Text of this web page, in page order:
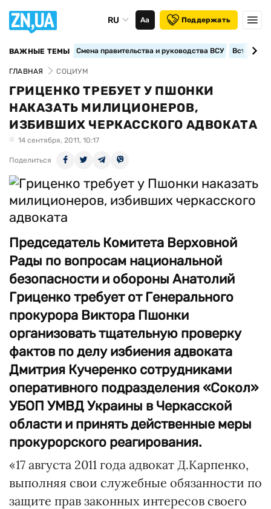
RU Аа Поддержать
ВАЖНЫЕ ТЕМЫ Смена правительства и руководства ВСУ
ГЛАВНАЯ СОЦИУМ
ГРИЦЕНКО ТРЕБУЕТ У ПШОНКИ
НАКАЗАТЬ МИЛИЦИОНЕРОВ,
ИЗБИВШИХ ЧЕРКАССКОГО АДВОКАТА
14 сентября, 2011, 10:17
Поделиться
Председатель Комитета Верховной
Рады по вопросам национальной
безопасности и обороны Анатолий
Гриценко требует от Генерального
прокурора Виктора Пшонки
организовать тщательную проверку
фактов по делу избиения адвоката
Дмитрия Кучеренко сотрудниками
оперативного подразделения «Сокол»
УБОП УМВД Украины в Черкасской
области и принять действенные меры
прокурорского реагирования.
«17 августа 2011 года адвокат Д.Карпенко,
выполняя свои служебные обязанности по
защите прав законных интересов своего